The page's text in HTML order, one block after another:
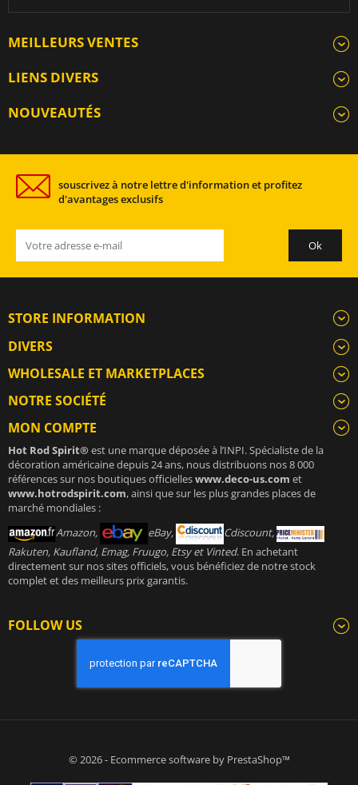
MEILLEURS VENTES
LIENS DIVERS
NOUVEAUTÉS
souscrivez à notre lettre d'information et profitez
d'avantages exclusifs
STORE INFORMATION
DIVERS
WHOLESALE ET MARKETPLACES
NOTRE SOCIÉTÉ
MON COMPTE
Hot Rod Spirit®est une marque déposée à l’INPI. Spécialiste de la
décoration américaine depuis 24 ans, nous distribuons nos 8 000
références sur nos boutiques officielleswww.deco-us.com et
www.hotrodspirit.com, ainsi que sur les plus grandes places de
marché mondiales :
Amazon,
eBay,
Cdiscount,
Rakuten, Kaufland, Emag, Fruugo, Etsy et Vinted. En achetant
directement sur nos sites officiels, vous bénéficiez de notre stock
complet et des meilleurs prix garantis.
FOLLOW US
© 2026 - Ecommerce software by PrestaShop™